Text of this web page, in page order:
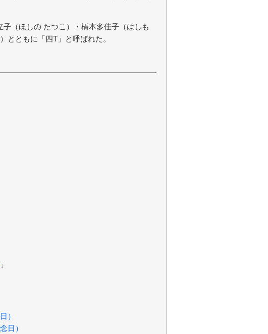
（ほしの たつこ）・橋本多佳子（はしも
とともに「四T」と呼ばれた。
」
）
日）